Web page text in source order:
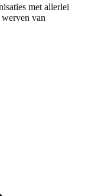
met allerlei
van